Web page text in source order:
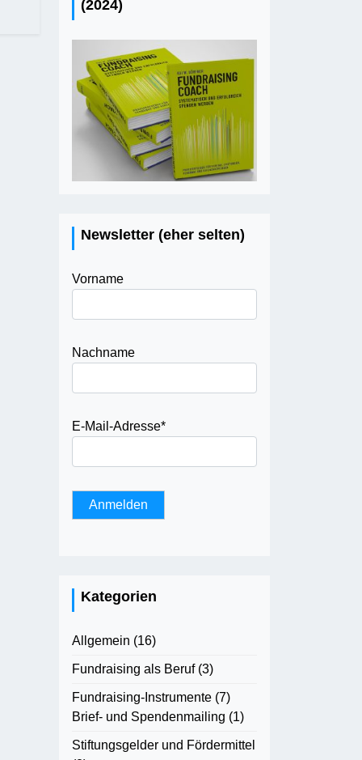
(2024)
Newsletter (eher selten)
Vorname
Nachname
E-Mail-Adresse*
Kategorien
Allgemein (16)
Fundraising als Beruf(3)
Fundraising-Instrumente (7)
Brief- und Spendenmailing (1)
Stiftungsgelder und Fördermittel